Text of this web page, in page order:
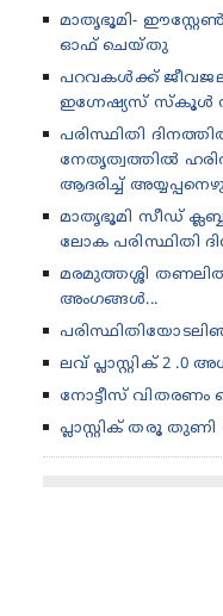
മാതൃഭൂമി- ഈസ്റ്റേൺ
ഓഫ് ചെയ്തു
പറവകൾക്ക്
ഇഗ്നേഷ്യസ് സ്‌കൂൾ
പരിസ്ഥിതി
നേതൃത്വത്തിൽ
ആദരിച്ച്
മാതൃഭൂമി സീഡ്
ലോക പരിസ്ഥിതി
മരമുത്തശ്ശി
അംഗങ്ങൾ...
ലവ് പ്ലാസ്റ്റിക് 2 .0
നോട്ടീസ്
പ്ലാസ്റ്റിക് തരൂ